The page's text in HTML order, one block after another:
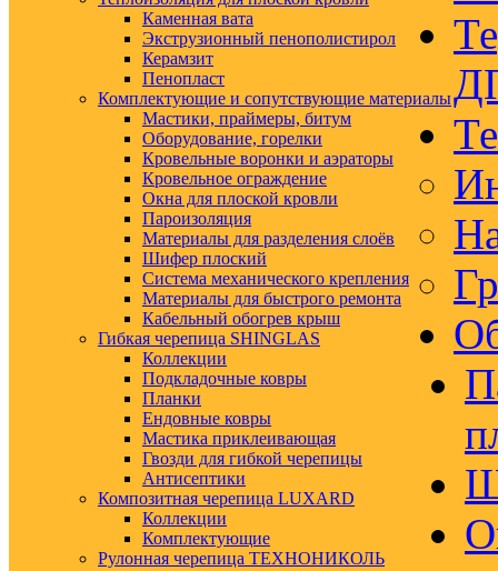
Каменная вата
Экструзионный пенополистирол
Керамзит
Пенопласт
Комплектующие и сопутствующие материалы
Мастики, праймеры, битум
Оборудование, горелки
Кровельные воронки и аэраторы
Кровельное ограждение
Окна для плоской кровли
Пароизоляция
Материалы для разделения слоёв
Шифер плоский
Система механического крепления
Материалы для быстрого ремонта
Кабельный обогрев крыш
Гибкая черепица SHINGLAS
Коллекции
Подкладочные ковры
Планки
Ендовные ковры
Мастика приклеивающая
Гвозди для гибкой черепицы
Антисептики
Композитная черепица LUXARD
Коллекции
Комплектующие
Рулонная черепица ТЕХНОНИКОЛЬ